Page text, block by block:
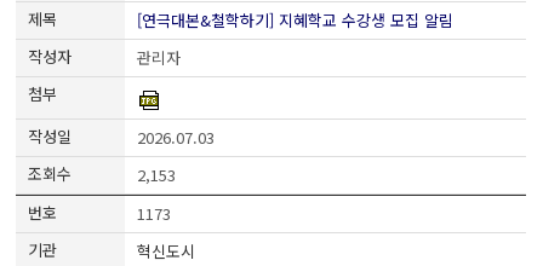
[연극대본&철학하기] 지혜학교 수강생 모집 알림
관리자
2026.07.03
2,153
1173
혁신도시